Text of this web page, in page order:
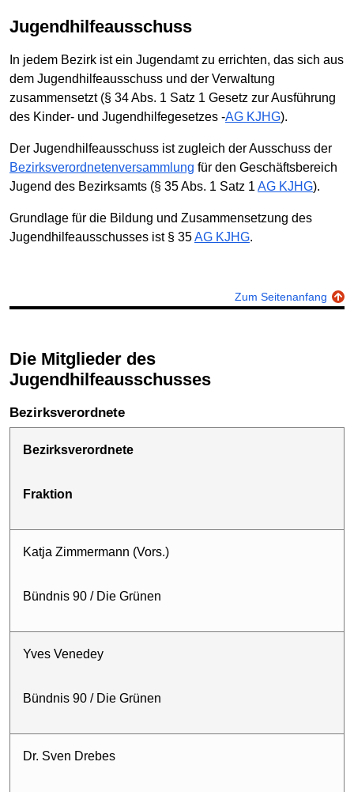
Jugendhilfeausschuss
In jedem Bezirk ist ein Jugendamt zu errichten, das sich aus
dem Jugendhilfeausschuss und der Verwaltung
zusammensetzt (§ 34 Abs. 1 Satz 1 Gesetz zur Ausführung
des Kinder- und Jugendhilfegesetzes -AG KJHG).
Der Jugendhilfeausschuss ist zugleich der Ausschuss der
Bezirksverordnetenversammlung für den Geschäftsbereich
Jugend des Bezirksamts (§ 35 Abs. 1 Satz 1 AG KJHG).
Grundlage für die Bildung und Zusammensetzung des
Jugendhilfeausschusses ist § 35AG KJHG.
Zum Seitenanfang
Die Mitglieder des
Jugendhilfeausschusses
Bezirksverordnete
Bezirksverordnete
Fraktion
Katja Zimmermann (Vors.)
Bündnis 90 / Die Grünen
Yves Venedey
Bündnis 90 / Die Grünen
Dr. Sven Drebes